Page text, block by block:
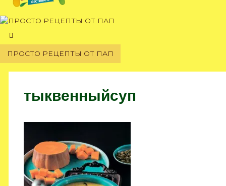
ПРОСТО РЕЦЕПТЫ ОТ ПАП
тыквенныйсуп